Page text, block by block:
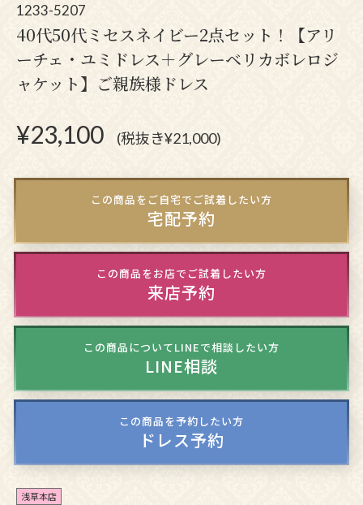
1233-5207
40代50代ミセスネイビー2点セット！【アリ
ーチェ・ユミドレス＋グレーベリカボレロジ
ャケット】ご親族様ドレス
¥23,100 (税抜き¥21,000)
この商品をご自宅でご試着したい方
宅配予約
この商品をお店でご試着したい方
来店予約
この商品についてLINEで相談したい方
LINE相談
この商品を予約したい方
ドレス予約
浅草本店